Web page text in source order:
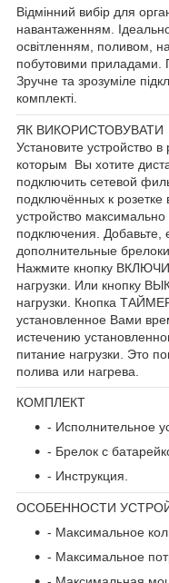
Відмінний вибір для
навантаженням.
освітленням, поливом,
побутовими приладами.
Зручне та зрозуміле
комплекті.
ЯК ВИКОРИСТОВУВАТИ
Установите устройство
которым Вы хотите
подключить сетевой
подключённых к розетке
устройство
подключения. Добавьте,
дополнительные
Нажмите кнопку
нагрузки. Или кнопку
нагрузки. Кнопка
установленное Вами
истечению
питание нагрузки. Это
полива или нагрева.
КОМПЛЕКТ
- Исполнительное
- Брелок с
- Инструкция.
ОСОБЕННОСТИ
- Максимальное
- Максимальное